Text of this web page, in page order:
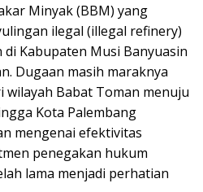
Minyak (BBM) yang
ilegal (illegal refinery)
Kabupaten Musi Banyuasin
Dugaan masih maraknya
Babat Toman menuju
Kota Palembang
mengenai efektivitas
penegakan hukum
lama menjadi perhatian